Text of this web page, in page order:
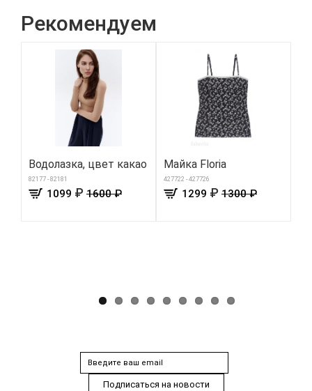
Рекомендуем
Водолазка, цвет какао
82177 - 82181
1099 ₽ 1600 ₽
Майка Floria
427722 - 427726
1299 ₽ 1300 ₽